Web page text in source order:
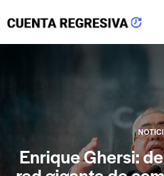
Enrique Ghersi: